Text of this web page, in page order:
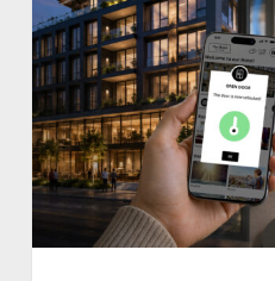
e
Mobile
agora
integram
com
Guesty